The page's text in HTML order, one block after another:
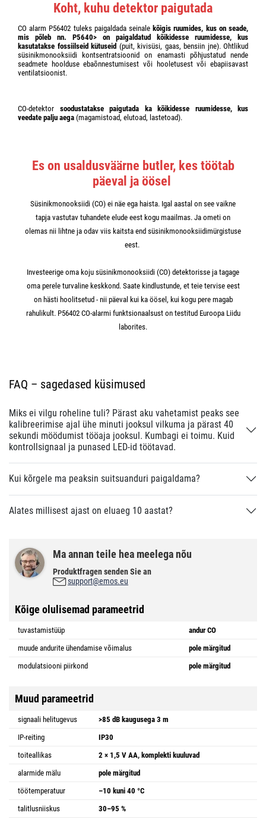
Koht, kuhu detektor paigutada
CO alarm P56402 tuleks paigaldada seinale kõigis ruumides, kus on seade,
mis põleb nn. P5640> on paigaldatud kõikidesse ruumidesse, kus
kasutatakse fossiilseid kütuseid (puit, kivisüsi, gaas, bensiin jne). Ohtlikud
süsinikmonooksiidi kontsentratsioonid on enamasti põhjustatud nende
seadmete hoolduse ebaõnnestumisest või hooletusest või ebapiisavast
ventilatsioonist.
CO-detektor soodustatakse paigutada ka kõikidesse ruumidesse, kus
veedate palju aega (magamistoad, elutoad, lastetoad).
Es on usaldusväärne butler, kes töötab
päeval ja öösel
Süsinikmonooksiidi (CO) ei näe ega haista. Igal aastal on see vaikne
tapja vastutav tuhandete elude eest kogu maailmas. Ja ometi on
olemas nii lihtne ja odav viis kaitsta end süsinikmonooksiidimürgistuse
eest.
Investeerige oma koju süsinikmonooksiidi (CO) detektorisse ja tagage
oma perele turvaline keskkond. Saate kindlustunde, et teie tervise eest
on hästi hoolitsetud - nii päeval kui ka öösel, kui kogu pere magab
rahulikult. P56402 CO-alarmi funktsionaalsust on testitud Euroopa Liidu
laborites.
FAQ – sagedased küsimused
Miks ei vilgu roheline tuli? Pärast aku vahetamist peaks see
kalibreerimise ajal ühe minuti jooksul vilkuma ja pärast 40
sekundi möödumist tööaja jooksul. Kumbagi ei toimu. Kuid
kontrollsignaal ja punased LED-id töötavad.
Kui kõrgele ma peaksin suitsuanduri paigaldama?
Alates millisest ajast on eluaeg 10 aastat?
Ma annan teile hea meelega nõu
Produktfragen senden Sie an
support@emos.eu
Kõige olulisemad parameetrid
tuvastamistüüp
andur CO
muude andurite ühendamise võimalus
pole märgitud
modulatsiooni piirkond
pole märgitud
Muud parameetrid
signaali helitugevus
>85 dB kaugusega 3 m
IP-reiting
IP30
toiteallikas
2 × 1,5 V AA, komplekti kuuluvad
alarmide mälu
pole märgitud
töötemperatuur
–10 kuni 40 °C
talitlusniiskus
30–95 %